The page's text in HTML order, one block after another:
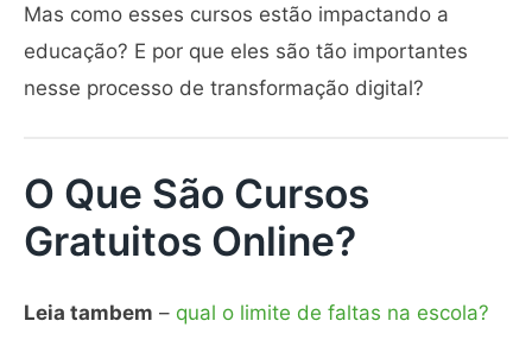
Mas como esses cursos estão impactando a
educação? E por que eles são tão importantes
nesse processo de transformação digital?
O Que São Cursos
Gratuitos Online?
Leia tambem – qual o limite de faltas na escola?